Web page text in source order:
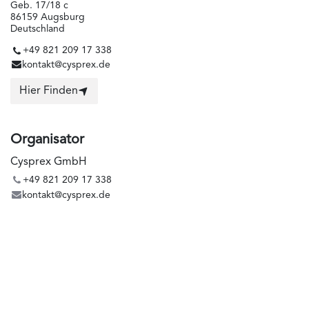
Geb. 17/18 c
86159 Augsburg
Deutschland
+49 821 209 17 338
kontakt@cysprex.de
Hier Finden
Organisator
Cysprex GmbH
+49 821 209 17 338
kontakt@cysprex.de